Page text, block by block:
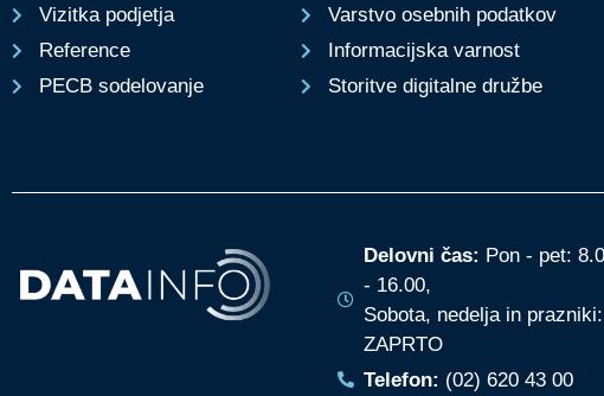
Vizitka podjetja
Reference
PECB sodelovanje
Varstvo osebnih podatkov
Informacijska varnost
Storitve digitalne družbe
Delovni čas: Pon - pet:
- 16.00,
Sobota, nedelja in prazniki:
ZAPRTO
Telefon: (02) 620 43 00